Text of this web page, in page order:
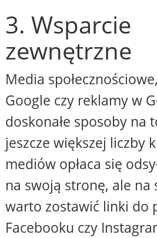
3. Wsparcie
zewnętrzne
Media
Google czy reklamy w
doskonałe sposoby na
jeszcze większej liczby
mediów opłaca się
na swoją stronę, ale
warto zostawić linki do
Facebooku czy